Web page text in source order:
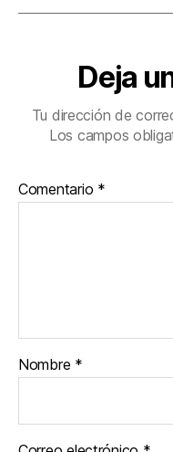
Deja
Tu dirección de
Los campos
Comentario *
Nombre *